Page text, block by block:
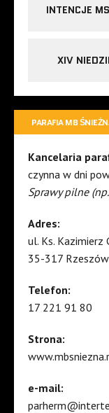
INTENCJE
XIV
PARAFIA MB
Kancelaria
czynna w dni
Sprawy pilne
Adres:
ul. Ks. Kazimierz
35-317 Rzeszów
Telefon:
17 221 91 80
Strona:
e-mail: